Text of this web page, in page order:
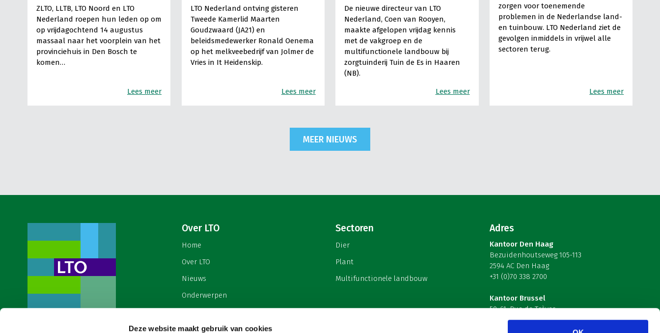
Deze website maakt gebruik van cookies
ZLTO, LLTB, LTO Noord en LTO
Nederland roepen hun leden op om
op vrijdagochtend 14 augustus
massaal naar het voorplein van het
provinciehuis in Den Bosch te
komen…
Lees meer
LTO Nederland ontving gisteren
Tweede Kamerlid Maarten
Goudzwaard (JA21) en
beleidsmedewerker Ronald Oenema
op het melkveebedrijf van Jolmer de
Vries in It Heidenskip.
Lees meer
De nieuwe directeur van LTO
Nederland, Coen van Rooyen,
maakte afgelopen vrijdag kennis
met de vakgroep en de
multifunctionele landbouw bij
zorgtuinderij Tuin de Es in Haaren
(NB).
Lees meer
zorgen voor toenemende
problemen in de Nederlandse land-
en tuinbouw. LTO Nederland ziet de
gevolgen inmiddels in vrijwel alle
sectoren terug.
Lees meer
MEER NIEUWS
Over LTO
Home
Over LTO
Nieuws
Onderwerpen
Contact
Sectoren
Dier
Plant
Multifunctionele landbouw
Adres
Kantoor Den Haag
Bezuidenhoutseweg 105-113
2594 AC Den Haag
+31 (0)70 338 2700
Kantoor Brussel
59-61, Rue de Trèves
B-1040 Brussel – België